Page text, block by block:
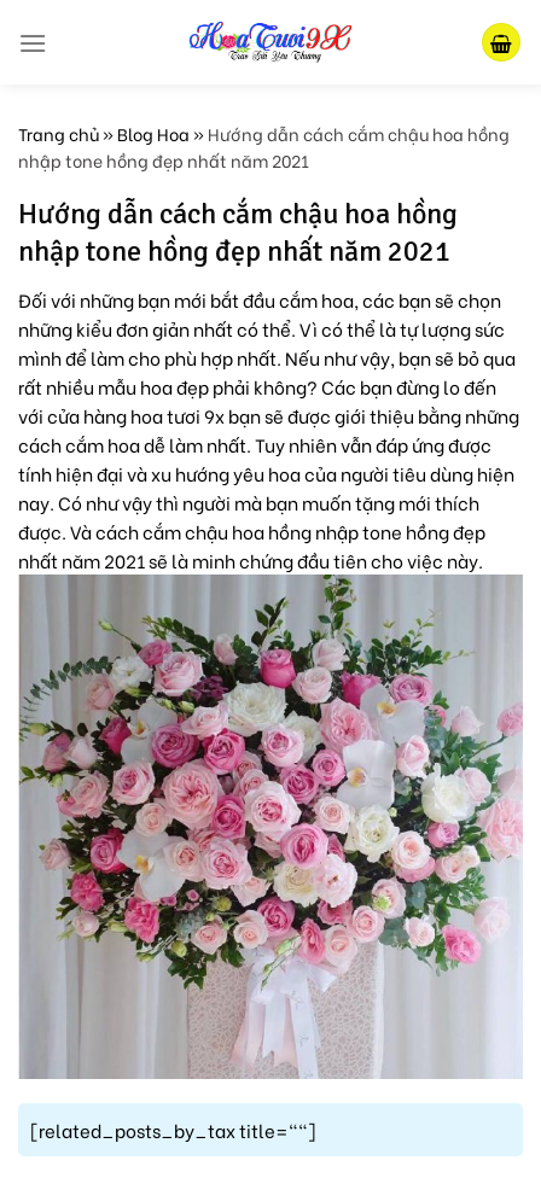
Trang chủ»Blog Hoa»Hướng dẫn cách cắm chậu hoa hồng
nhập tone hồng đẹp nhất năm 2021
Hướng dẫn cách cắm chậu hoa hồng
nhập tone hồng đẹp nhất năm 2021
Đối với những bạn mới bắt đầu cắm hoa, các bạn sẽ chọn
những kiểu đơn giản nhất có thể. Vì có thể là tự lượng sức
mình để làm cho phù hợp nhất. Nếu như vậy, bạn sẽ bỏ qua
rất nhiều mẫu hoa đẹp phải không? Các bạn đừng lo đến
với cửa hàng hoa tươi 9x bạn sẽ được giới thiệu bằng những
cách cắm hoa dễ làm nhất. Tuy nhiên vẫn đáp ứng được
tính hiện đại và xu hướng yêu hoa của người tiêu dùng hiện
nay. Có như vậy thì người mà bạn muốn tặng mới thích
được. Và cách cắm chậu hoa hồng nhập tone hồng đẹp
nhất năm 2021 sẽ là minh chứng đầu tiên cho việc này.
[related_posts_by_tax title=""]